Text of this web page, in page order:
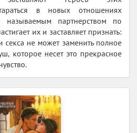
в новых отношениях
называемым партнерством по
их и заставляет признать:
секса не может заменить полное
которое несет это прекрасное